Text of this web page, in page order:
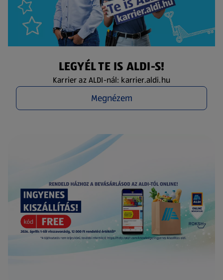
LEGYÉL TE IS ALDI-S!
Karrier az ALDI-nál: karrier.aldi.hu
Megnézem